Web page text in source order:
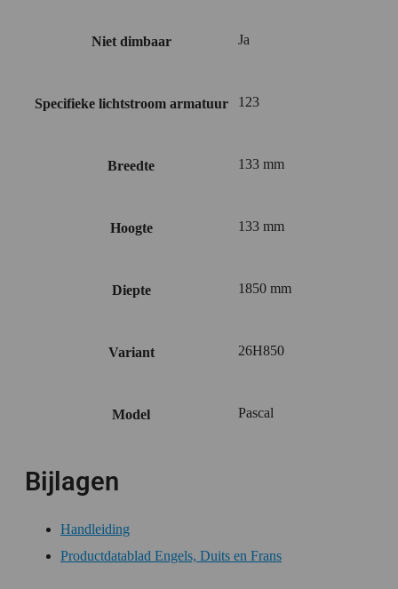
Niet dimbaar Ja
Specifieke lichtstroom armatuur 123
Breedte 133 mm
Hoogte 133 mm
Diepte 1850 mm
Variant 26H850
Model Pascal
Bijlagen
Handleiding
Productdatablad Engels, Duits en Frans